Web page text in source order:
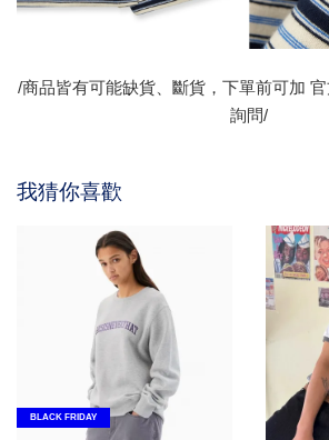
/商品皆有可能缺貨、斷貨，下單前可加
詢問/
我猜你喜歡
BLACK FRIDAY